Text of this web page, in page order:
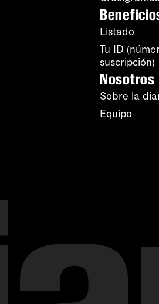
Listado
Tu ID
suscripción)
Nosotros
Sobre la
Equipo